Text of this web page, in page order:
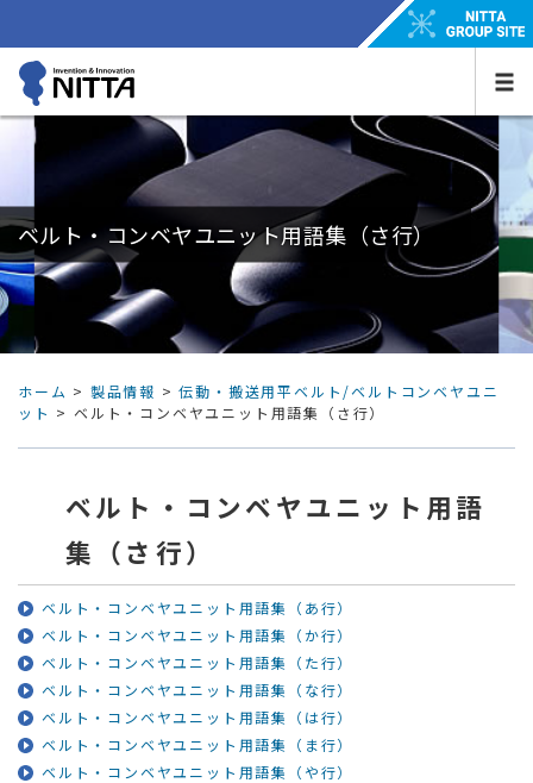
ベルト・コンベヤユニット用語集（さ行）
ホーム > 製品情報 >伝動・搬送用平ベルト/ベルトコンベヤユニ
ット > ベルト・コンベヤユニット用語集（さ行）
ベルト・コンベヤユニット用語
集（さ行）
ベルト・コンベヤユニット用語集（あ行）
ベルト・コンベヤユニット用語集（か行）
ベルト・コンベヤユニット用語集（た行）
ベルト・コンベヤユニット用語集（な行）
ベルト・コンベヤユニット用語集（は行）
ベルト・コンベヤユニット用語集（ま行）
ベルト・コンベヤユニット用語集（や行）